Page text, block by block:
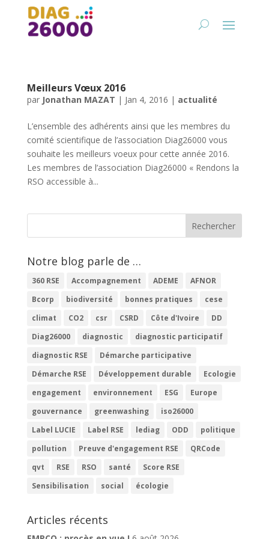
Meilleurs Vœux 2016
par Jonathan MAZAT | Jan 4, 2016 | actualité
L’ensemble des adhérents ainsi que les membres du
comité scientifique de l’association Diag26000 vous
souhaite les meilleurs voeux pour cette année 2016.
Les membres de l’association Diag26000 « Rendons la
RSO accessible à...
Notre blog parle de …
360 RSE Accompagnement ADEME
AFNOR
Bcorp
biodiversité bonnes pratiques
cese
climat
CO2 csr CSRD Côte d'Ivoire
DD
Diag26000
diagnostic
diagnostic participatif
diagnostic RSE
Démarche participative
Démarche RSE
Développement durable
Ecologie
engagement
environnement ESG
Europe
gouvernance
greenwashing
iso26000
Label LUCIE
Label RSE lediag ODD
politique
pollution
Preuve d'engagement RSE
QRCode
qvt
RSE RSO santé
Score RSE
Sensibilisation
social écologie
Articles récents